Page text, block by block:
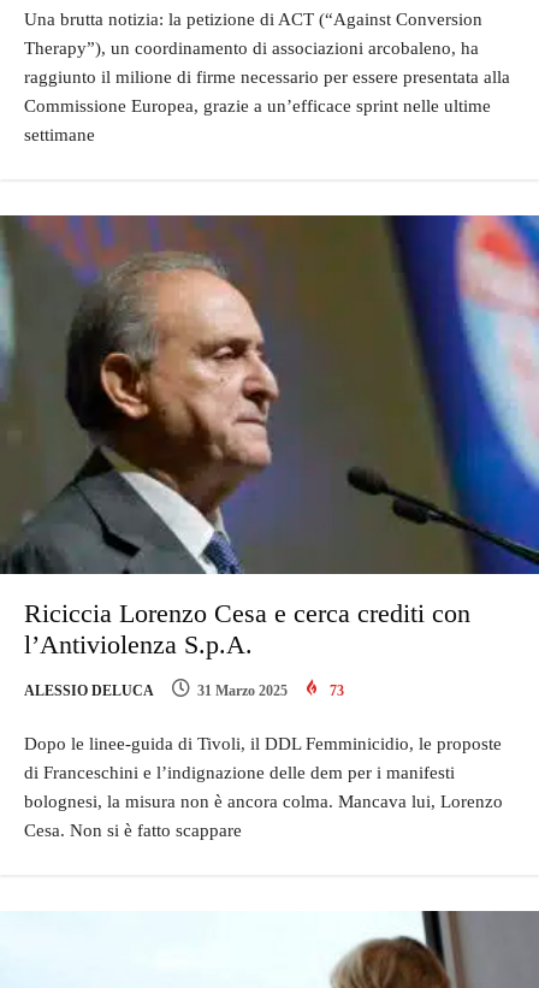
Una brutta notizia: la petizione di ACT (“Against Conversion
Therapy”), un coordinamento di associazioni arcobaleno, ha
raggiunto il milione di firme necessario per essere presentata alla
Commissione Europea, grazie a un’efficace sprint nelle ultime
settimane
Riciccia Lorenzo Cesa e cerca crediti con
l’Antiviolenza S.p.A.
ALESSIO DELUCA 31 Marzo 2025 73
Dopo le linee-guida di Tivoli, il DDL Femminicidio, le proposte
di Franceschini e l’indignazione delle dem per i manifesti
bolognesi, la misura non è ancora colma. Mancava lui, Lorenzo
Cesa. Non si è fatto scappare